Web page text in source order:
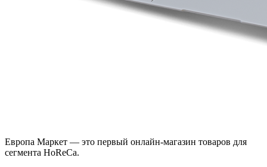
Европа Маркет — это первый онлайн-магазин товаров для
сегмента HoReCa.